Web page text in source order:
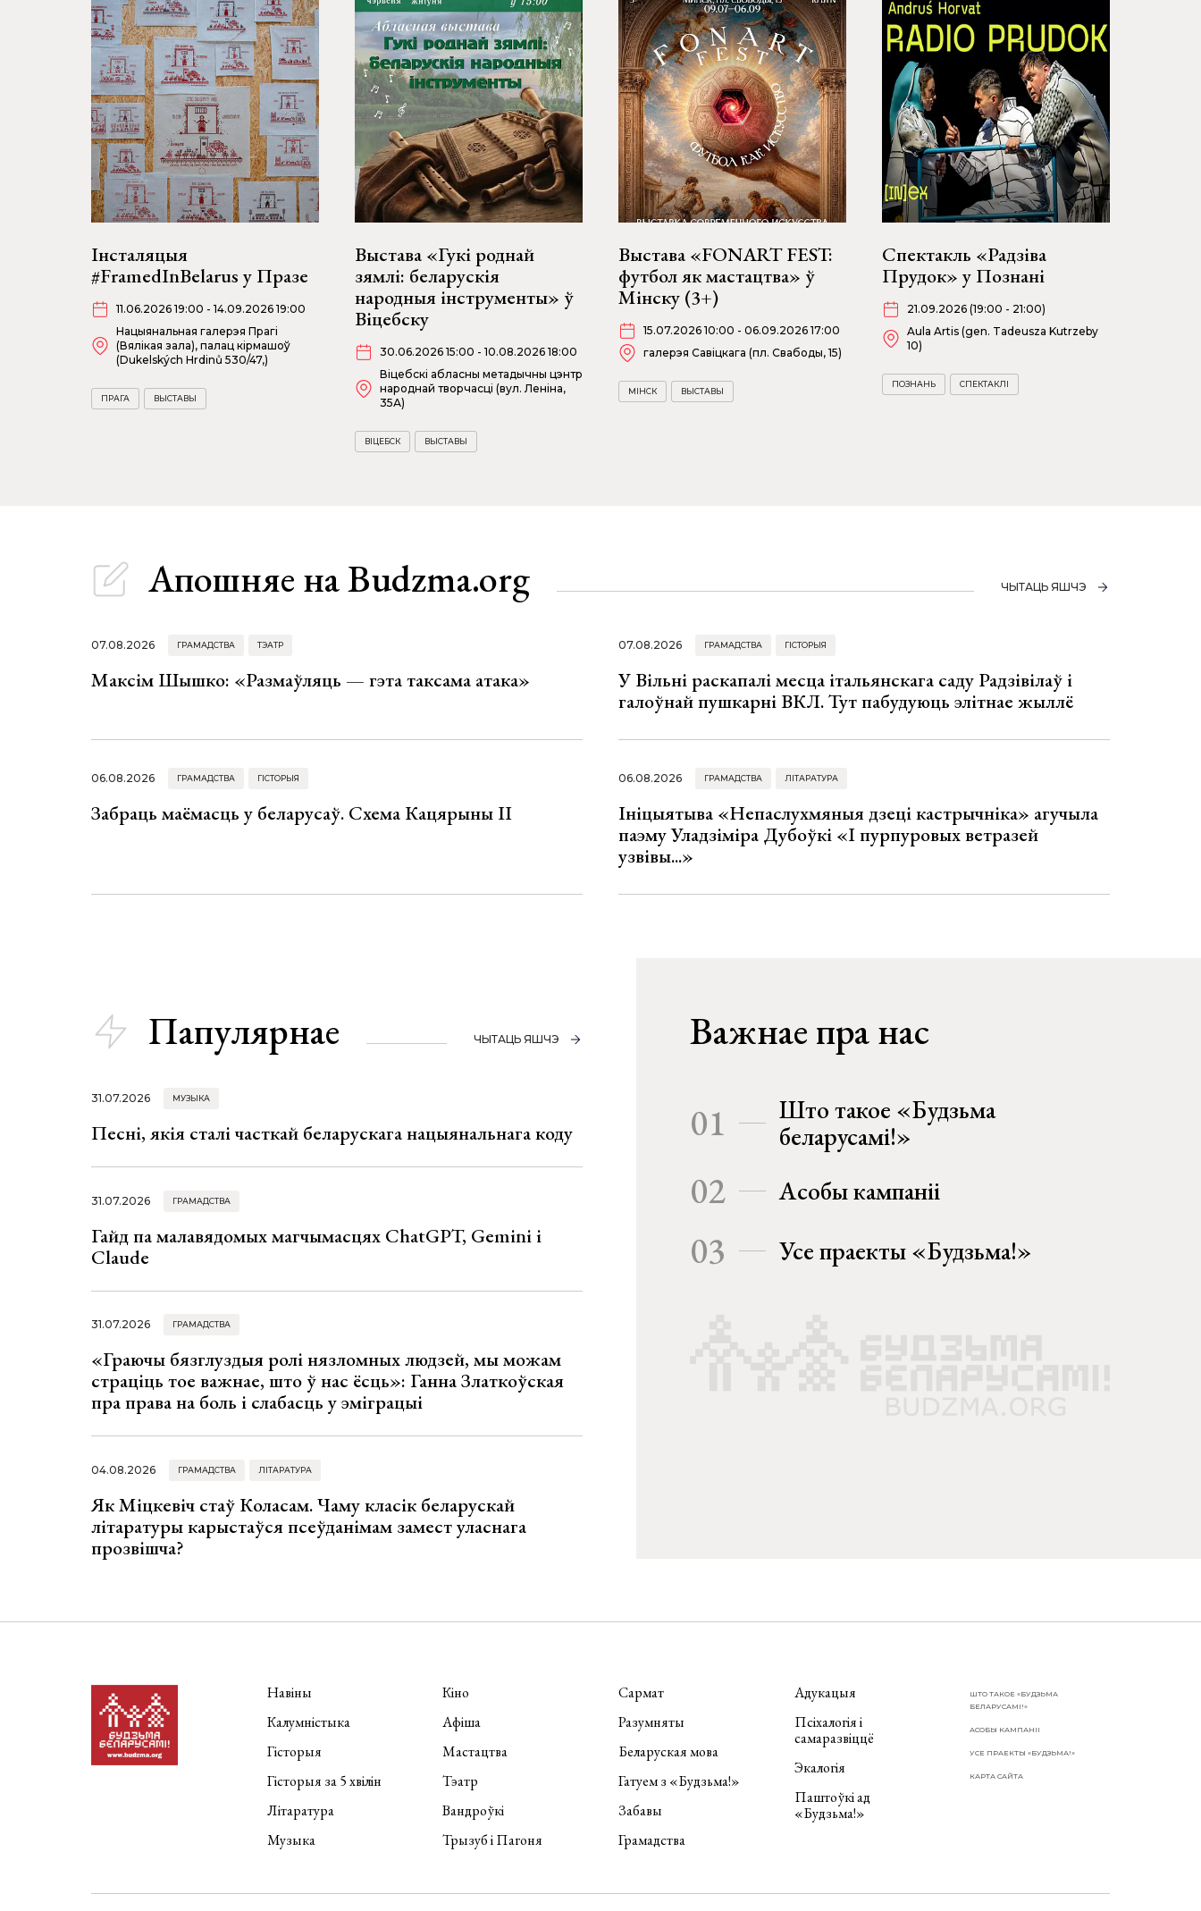
Інсталяцыя
#FramedInBelarus у Празе
11.06.2026 19:00 - 14.09.2026 19:00
Нацыянальная галерэя Прагі
(Вялікая зала), палац кірмашоў
(Dukelských Hrdinů 530/47,)
ПРАГА ВЫСТАВЫ
Выстава «Гукі роднай
зямлі: беларускія
народныя інструменты» ў
Віцебску
30.06.2026 15:00 - 10.08.2026 18:00
Віцебскі абласны метадычны цэнтр
народнай творчасці (вул. Леніна,
35А)
ВІЦЕБСК ВЫСТАВЫ
Выстава «FONART FEST:
футбол як мастацтва» ў
Мінску (3+)
15.07.2026 10:00 - 06.09.2026 17:00
галерэя Савіцкага (пл. Свабоды, 15)
МІНСК ВЫСТАВЫ
Спектакль «Радзіва
Прудок» у Познані
21.09.2026 (19:00 - 21:00)
Aula Artis (gen. Tadeusza Kutrzeby
10)
ПОЗНАНЬ СПЕКТАКЛІ
Апошняе на Budzma.org ЧЫТАЦЬ ЯШЧЭ
07.08.2026 ГРАМАДСТВА ТЭАТР
Максім Шышко: «Размаўляць — гэта таксама атака»
07.08.2026 ГРАМАДСТВА ГІСТОРЫЯ
У Вільні раскапалі месца італьянскага саду Радзівілаў і
галоўнай пушкарні ВКЛ. Тут пабудуюць элітнае жыллё
06.08.2026 ГРАМАДСТВА ГІСТОРЫЯ
Забраць маёмасць у беларусаў. Схема Кацярыны ІІ
06.08.2026 ГРАМАДСТВА ЛІТАРАТУРА
Ініцыятыва «Непаслухмяныя дзеці кастрычніка» агучыла
паэму Уладзіміра Дубоўкі «І пурпуровых ветразей
узвівы...»
Папулярнае ЧЫТАЦЬ ЯШЧЭ
31.07.2026 МУЗЫКА
Песні, якія сталі часткай беларускага нацыянальнага коду
31.07.2026 ГРАМАДСТВА
Гайд па малавядомых магчымасцях ChatGPT, Gemini і
Claude
31.07.2026 ГРАМАДСТВА
«Граючы бязглуздыя ролі нязломных людзей, мы можам
страціць тое важнае, што ў нас ёсць»: Ганна Златкоўская
пра права на боль і слабасць у эміграцыі
04.08.2026 ГРАМАДСТВА ЛІТАРАТУРА
Як Міцкевіч стаў Коласам. Чаму класік беларускай
літаратуры карыстаўся псеўданімам замест уласнага
прозвішча?
Важнае пра нас
01
Што такое «Будзьма
беларусамі!»
02 Асобы кампаніі
03 Усе праекты «Будзьма!»
Навіны
Калумністыка
Гісторыя
Гісторыя за 5 хвілін
Літаратура
Музыка
Кіно
Афіша
Мастацтва
Тэатр
Вандроўкі
Трызуб і Пагоня
Сармат
Разумняты
Беларуская мова
Гатуем з «Будзьма!»
Забавы
Грамадства
Адукацыя
Псіхалогія і
самаразвіццё
Экалогія
Паштоўкі ад
«Будзьма!»
ШТО ТАКОЕ «БУДЗЬМА
БЕЛАРУСАМІ!»
АСОБЫ КАМПАНІІ
УСЕ ПРАЕКТЫ «БУДЗЬМА!»
КАРТА САЙТА